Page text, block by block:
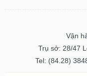
Vận
Trụ sở: 28/47
Tel: (84.28)